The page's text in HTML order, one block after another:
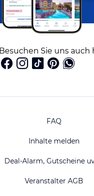
Besuchen Sie uns auch
FAQ
Inhalte melden
Deal-Alarm, Gutscheine
Veranstalter AGB